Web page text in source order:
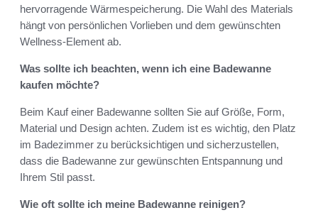
hervorragende Wärmespeicherung. Die Wahl des Materials
hängt von persönlichen Vorlieben und dem gewünschten
Wellness-Element ab.
Was sollte ich beachten, wenn ich eine Badewanne
kaufen möchte?
Beim Kauf einer Badewanne sollten Sie auf Größe, Form,
Material und Design achten. Zudem ist es wichtig, den Platz
im Badezimmer zu berücksichtigen und sicherzustellen,
dass die Badewanne zur gewünschten Entspannung und
Ihrem Stil passt.
Wie oft sollte ich meine Badewanne reinigen?